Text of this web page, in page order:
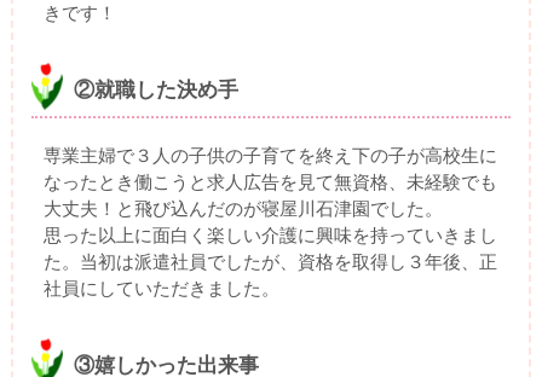
きです！
②就職した決め手
専業主婦で３人の子供の子育てを終え下の子が高校生に
なったとき働こうと求人広告を見て無資格、未経験でも
大丈夫！と飛び込んだのが寝屋川石津園でした。
思った以上に面白く楽しい介護に興味を持っていきまし
た。当初は派遣社員でしたが、資格を取得し３年後、正
社員にしていただきました。
③嬉しかった出来事